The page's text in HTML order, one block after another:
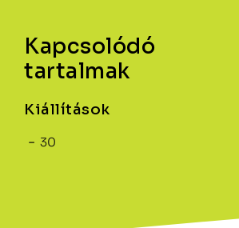
Kapcsolódó
tartalmak
Kiállítások
30